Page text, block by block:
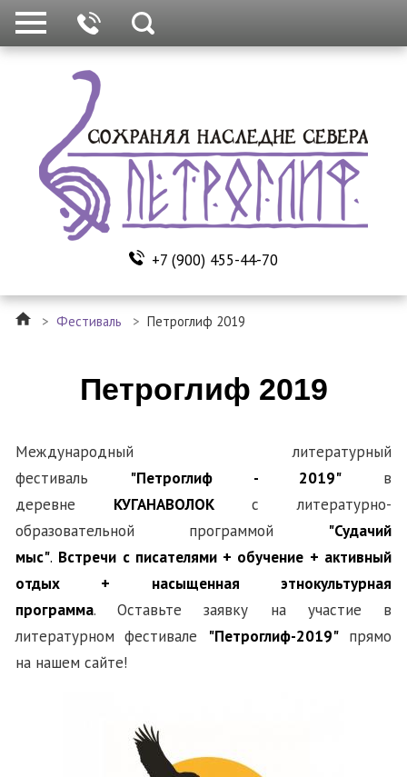
+7 (900) 455-44-70
> Фестиваль > Петроглиф 2019
Петроглиф 2019
Международный литературный
фестиваль "Петроглиф - 2019"в
деревне КУГАНАВОЛОК
с литературно-
образовательной программой "Судачий
мыс". Встречи с писателями + обучение + активный
отдых + насыщенная этнокультурная
программа. Оставьте заявку на участие в
литературном фестивале
"Петроглиф-2019"прямо
на нашем сайте!